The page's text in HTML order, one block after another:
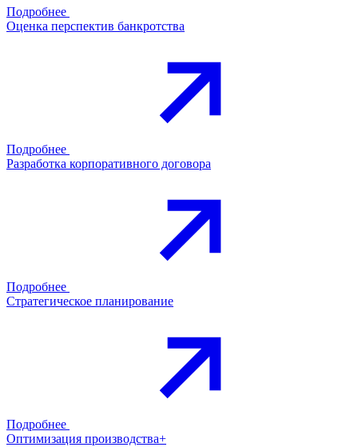
Подробнее
Оценка перспектив банкротства
Подробнее
Разработка корпоративного договора
Подробнее
Стратегическое планирование
Подробнее
Оптимизация производства+